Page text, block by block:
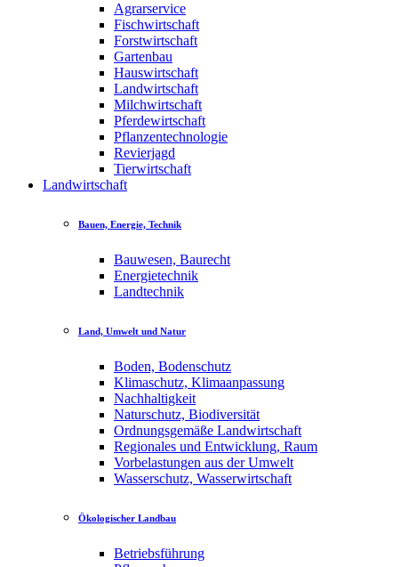
Agrarservice
Fischwirtschaft
Forstwirtschaft
Gartenbau
Hauswirtschaft
Landwirtschaft
Milchwirtschaft
Pferdewirtschaft
Pflanzentechnologie
Revierjagd
Tierwirtschaft
Landwirtschaft
Bauen, Energie, Technik
Bauwesen, Baurecht
Energietechnik
Landtechnik
Land, Umwelt und Natur
Boden, Bodenschutz
Klimaschutz, Klimaanpassung
Nachhaltigkeit
Naturschutz, Biodiversität
Ordnungsgemäße Landwirtschaft
Regionales und Entwicklung, Raum
Vorbelastungen aus der Umwelt
Wasserschutz, Wasserwirtschaft
Ökologischer Landbau
Betriebsführung